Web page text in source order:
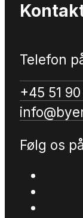
Telefon
+45 51
Følg os